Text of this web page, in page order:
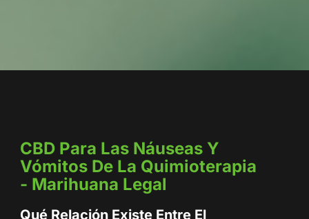
CBD Para Las Náuseas Y
Vómitos De La Quimioterapia
- Marihuana Legal
Qué Relación Existe Entre El